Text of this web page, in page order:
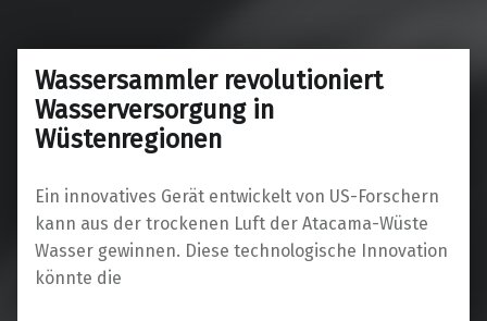
Wassersammler revolutioniert
Wasserversorgung in
Wüstenregionen
Ein innovatives Gerät entwickelt von US-Forschern
kann aus der trockenen Luft der Atacama-Wüste
Wasser gewinnen. Diese technologische Innovation
könnte die